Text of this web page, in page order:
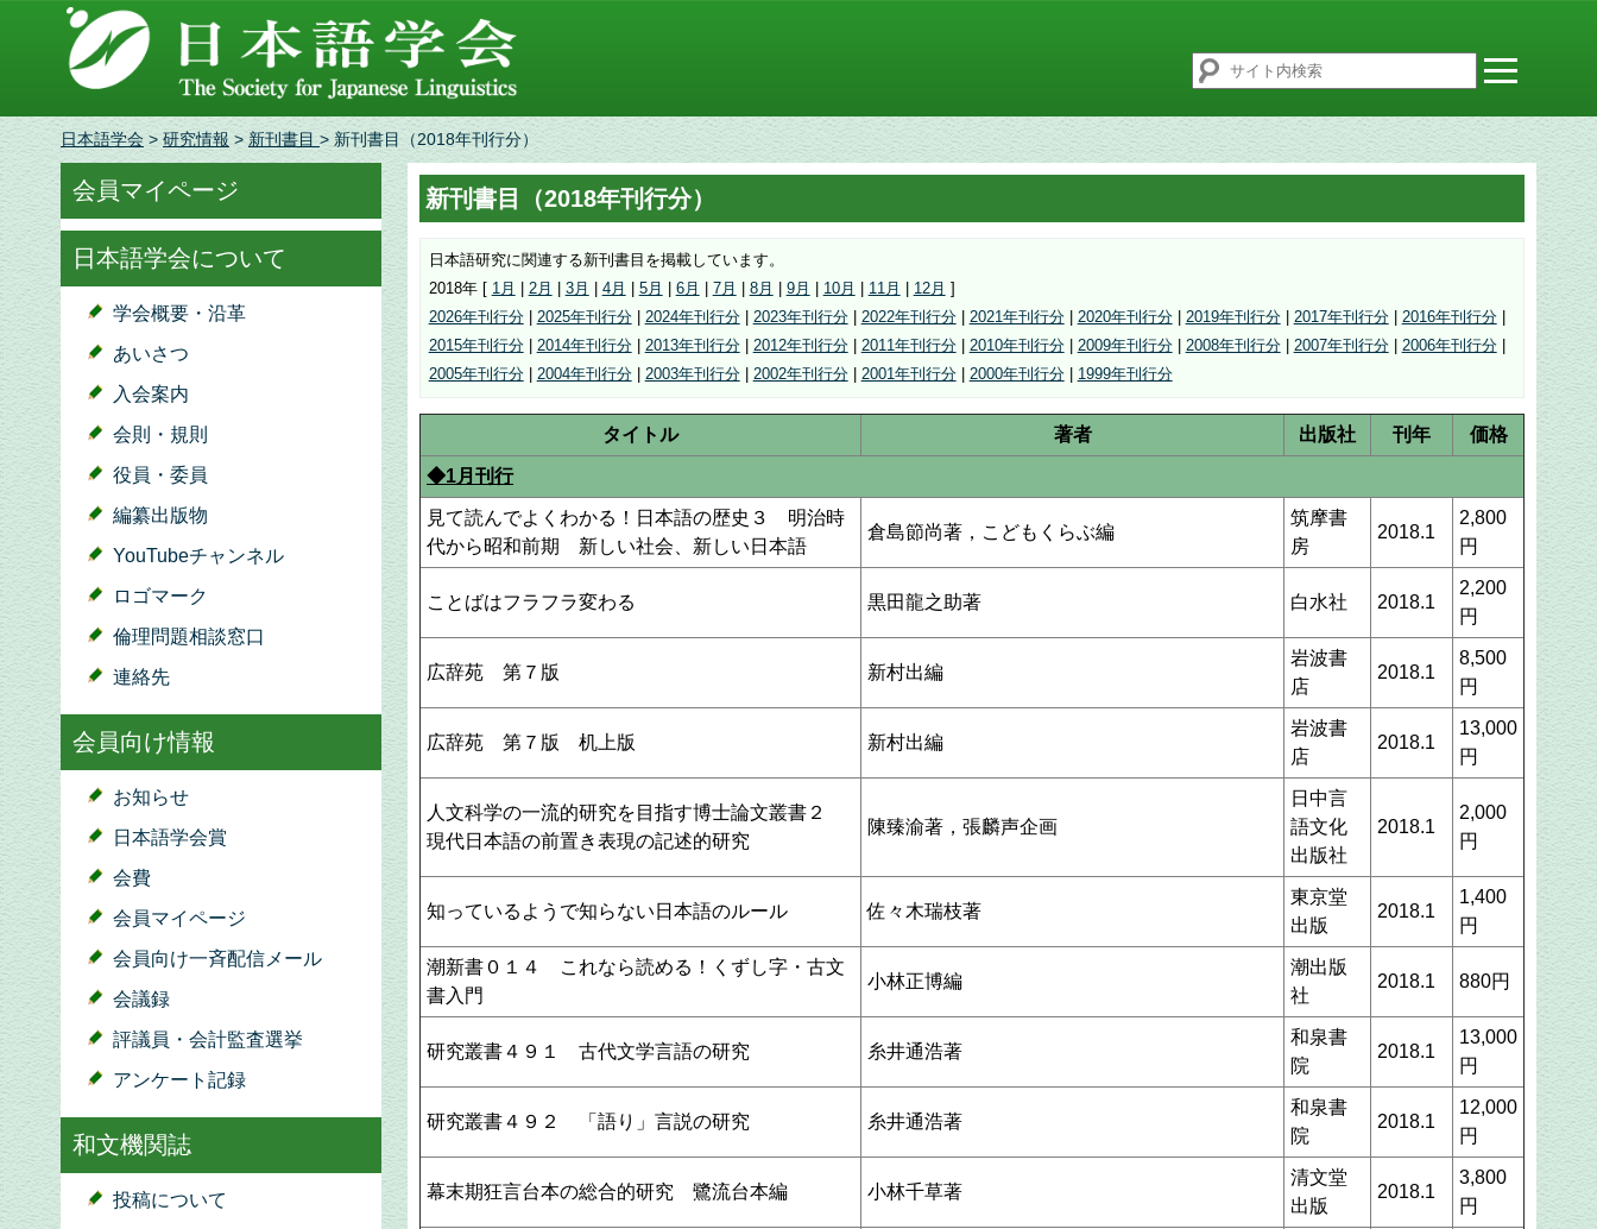
日本語学会> 研究情報 > 新刊書目 > 新刊書目（2018年刊行分）
会員マイページ
日本語学会について
学会概要・沿革
あいさつ
入会案内
会則・規則
役員・委員
編纂出版物
YouTubeチャンネル
ロゴマーク
倫理問題相談窓口
連絡先
会員向け情報
お知らせ
日本語学会賞
会費
会員マイページ
会員向け一斉配信メール
会議録
評議員・会計監査選挙
アンケート記録
和文機関誌
投稿について
新刊書目（2018年刊行分）
日本語研究に関連する新刊書目を掲載しています。
2018年 [ 1月 2月 3月 4月 5月 6月 7月 8月 9月 10月 11月 12月 ]
2026年刊行分| 2025年刊行分| 2024年刊行分| 2023年刊行分| 2022年刊行分| 2021年刊行分| 2020年刊行分| 2019年刊行分| 2017年刊行分| 2016年刊行分|
2015年刊行分| 2014年刊行分| 2013年刊行分| 2012年刊行分| 2011年刊行分| 2010年刊行分| 2009年刊行分| 2008年刊行分| 2007年刊行分| 2006年刊行分|
2005年刊行分| 2004年刊行分| 2003年刊行分| 2002年刊行分| 2001年刊行分| 2000年刊行分| 1999年刊行分
タイトル 著者 出版社 刊年 価格
◆1月刊行
見て読んでよくわかる！日本語の歴史３ 明治時
代から昭和前期 新しい社会、新しい日本語
倉島節尚著，こどもくらぶ編
筑摩書
房
2018.1
2,800
円
ことばはフラフラ変わる 黒田龍之助著 白水社 2018.1
2,200
円
広辞苑 第７版 新村出編
岩波書
店
2018.1
8,500
円
広辞苑 第７版 机上版 新村出編
岩波書
店
2018.1
13,000
円
人文科学の一流的研究を目指す博士論文叢書２
現代日本語の前置き表現の記述的研究
陳臻渝著，張麟声企画
日中言
語文化
出版社
2018.1
2,000
円
知っているようで知らない日本語のルール 佐々木瑞枝著
東京堂
出版
2018.1
1,400
円
潮新書０１４ これなら読める！くずし字・古文
書入門
小林正博編
潮出版
社
2018.1 880円
研究叢書４９１ 古代文学言語の研究 糸井通浩著
和泉書
院
2018.1
13,000
円
研究叢書４９２ 「語り」言説の研究 糸井通浩著
和泉書
院
2018.1
12,000
円
幕末期狂言台本の総合的研究 鷺流台本編 小林千草著
清文堂
出版
2018.1
3,800
円